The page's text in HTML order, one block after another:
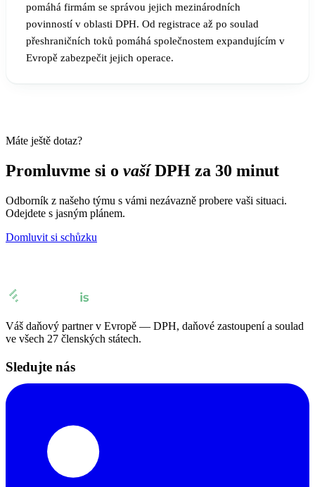
pomáhá firmám se správou jejich mezinárodních
povinností v oblasti DPH. Od registrace až po soulad
přeshraničních toků pomáhá společnostem expandujícím v
Evropě zabezpečit jejich operace.
Máte ještě dotaz?
Promluvme si o vašíDPH za 30 minut
Odborník z našeho týmu s vámi nezávazně probere vaši situaci.
Odejdete s jasným plánem.
Domluvit si schůzku
Váš daňový partner v Evropě — DPH, daňové zastoupení a soulad
ve všech 27 členských státech.
Sledujte nás